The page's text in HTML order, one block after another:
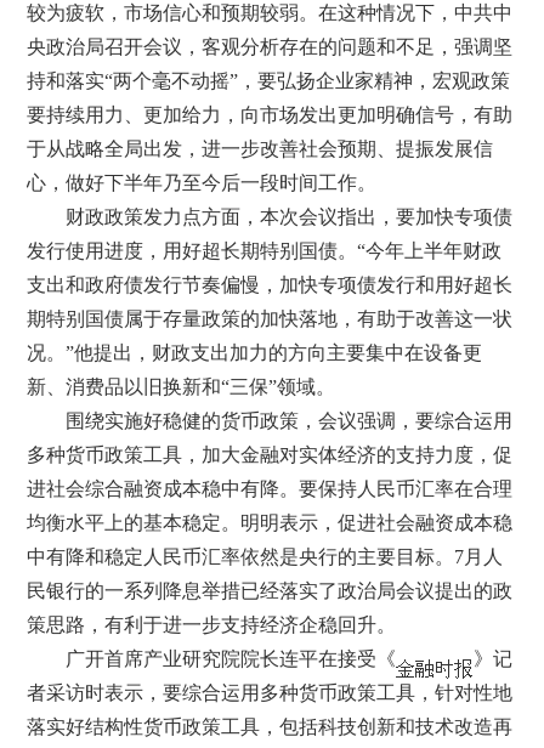
较为疲软，市场信心和预期较弱。在这种情况下，中共中
央政治局召开会议，客观分析存在的问题和不足，强调坚
持和落实“两个毫不动摇”，要弘扬企业家精神，宏观政策
要持续用力、更加给力，向市场发出更加明确信号，有助
于从战略全局出发，进一步改善社会预期、提振发展信
心，做好下半年乃至今后一段时间工作。
财政政策发力点方面，本次会议指出，要加快专项债
发行使用进度，用好超长期特别国债。“今年上半年财政
支出和政府债发行节奏偏慢，加快专项债发行和用好超长
期特别国债属于存量政策的加快落地，有助于改善这一状
况。”他提出，财政支出加力的方向主要集中在设备更
新、消费品以旧换新和“三保”领域。
围绕实施好稳健的货币政策，会议强调，要综合运用
多种货币政策工具，加大金融对实体经济的支持力度，促
进社会综合融资成本稳中有降。要保持人民币汇率在合理
均衡水平上的基本稳定。明明表示，促进社会融资成本稳
中有降和稳定人民币汇率依然是央行的主要目标。7月人
民银行的一系列降息举措已经落实了政治局会议提出的政
策思路，有利于进一步支持经济企稳回升。
广开首席产业研究院院长连平在接受《
》记
者采访时表示，要综合运用多种货币政策工具，针对性地
落实好结构性货币政策工具，包括科技创新和技术改造再